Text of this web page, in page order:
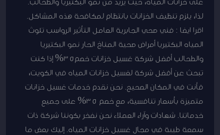
لذا، يلزم تنظيف الخزانات بانتظام لمكافحة هذه المشاكل.
اقرا ايضا : فني صحي الجابرية العامل التأثير الرواسب تلوث
المياه البكتيريا أمراض صحية المناخ الحار نمو البكتيريا
والطحالب أفضل شركة غسيل خزانات خصم35% إذا كنت
تبحث عن أفضل شركة لغسيل خزانات المياه في الكويت،
فأنت في المكان الصحيح. نحن نقدم خدمات غسيل خزانات
متميزة بأسعار تنافسية، مع خصم 35% على جميع
خدماتنا. شهادات وآراء العملاء نحن نفخر بكوننا شركة ذات
سمعة طيبة في مجال غسيل خزانات المياه. إليك بعض ما